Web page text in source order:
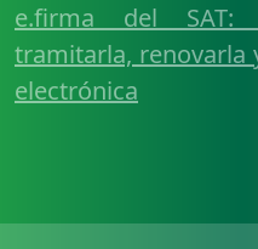
e.firma del SAT:
tramitarla, renovarla
electrónica